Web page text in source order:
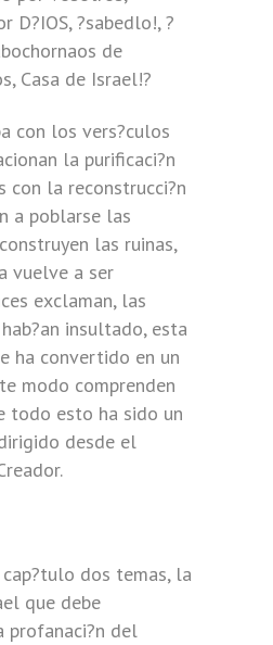
D?IOS, ?sabedlo!, ?
de
Casa de Israel!?
con los vers?culos
la purificaci?n
con la reconstrucci?n
a poblarse las
las ruinas,
vuelve a ser
exclaman, las
insultado, esta
ha convertido en un
modo comprenden
todo esto ha sido un
desde el
cap?tulo dos temas, la
que debe
profanaci?n del